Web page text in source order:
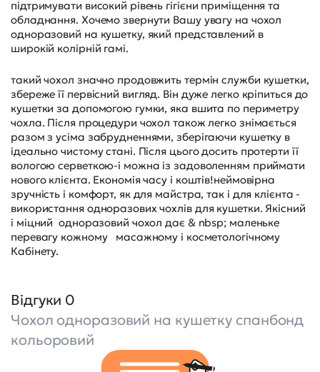
підтримувати високий рівень гігієни приміщення та
обладнання. Хочемо звернути Вашу увагу на чохол
одноразовий на кушетку, який представлений в
широкій колірній гамі.
такий чохол значно продовжить термін служби кушетки,
збереже її первісний вигляд. Він дуже легко кріпиться до
кушетки за допомогою гумки, яка вшита по периметру
чохла. Після процедури чохол також легко знімається
разом з усіма забрудненнями, зберігаючи кушетку в
ідеально чистому стані. Після цього досить протерти її
вологою серветкою-і можна із задоволенням приймати
нового клієнта. Економія часу і коштів!неймовірна
зручність і комфорт, як для майстра, так і для клієнта -
використання одноразових чохлів для кушетки. Якісний
і міцний одноразовий чохол дає & nbsp; маленьке
перевагу кожному масажному і косметологічному
Кабінету.
Відгуки 0
Чохол одноразовий на кушетку спанбонд
кольоровий